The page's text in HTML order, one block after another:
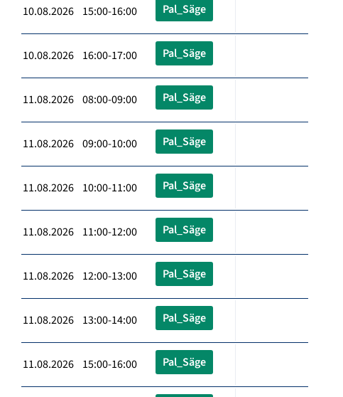
10.08.2026 15:00-16:00 Pal_Säge
10.08.2026 16:00-17:00 Pal_Säge
11.08.2026 08:00-09:00 Pal_Säge
11.08.2026 09:00-10:00 Pal_Säge
11.08.2026 10:00-11:00 Pal_Säge
11.08.2026 11:00-12:00 Pal_Säge
11.08.2026 12:00-13:00 Pal_Säge
11.08.2026 13:00-14:00 Pal_Säge
11.08.2026 15:00-16:00 Pal_Säge